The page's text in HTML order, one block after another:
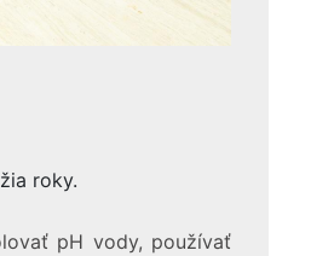
roky.
pH vody, používať